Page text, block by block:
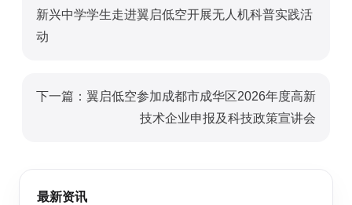
新兴中学学生走进翼启低空开展无人机科普实践活
动
下一篇：翼启低空参加成都市成华区2026年度高新
技术企业申报及科技政策宣讲会
最新资讯